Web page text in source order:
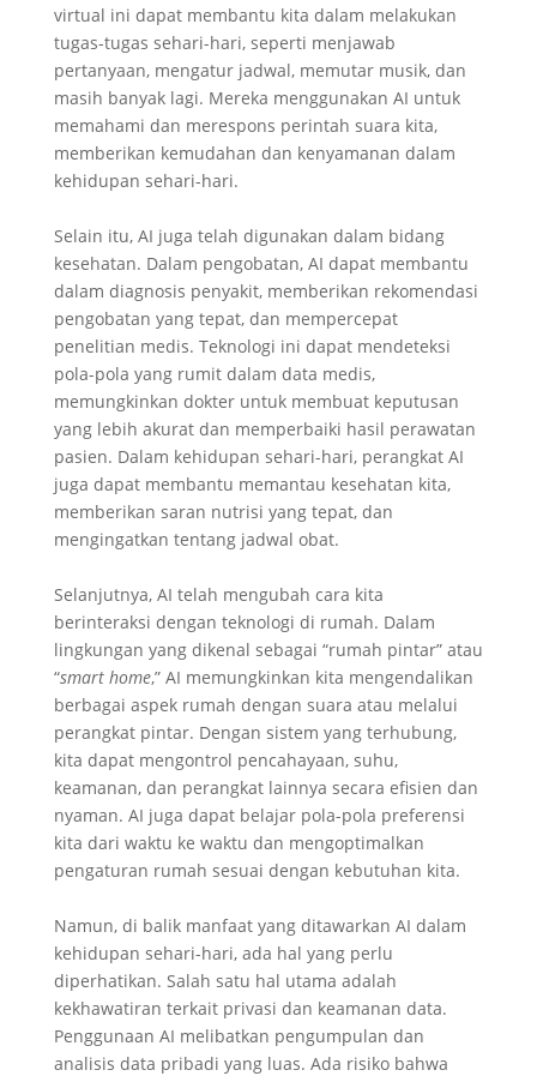
virtual ini dapat membantu kita dalam melakukan
tugas-tugas sehari-hari, seperti menjawab
pertanyaan, mengatur jadwal, memutar musik, dan
masih banyak lagi. Mereka menggunakan AI untuk
memahami dan merespons perintah suara kita,
memberikan kemudahan dan kenyamanan dalam
kehidupan sehari-hari.
Selain itu, AI juga telah digunakan dalam bidang
kesehatan. Dalam pengobatan, AI dapat membantu
dalam diagnosis penyakit, memberikan rekomendasi
pengobatan yang tepat, dan mempercepat
penelitian medis. Teknologi ini dapat mendeteksi
pola-pola yang rumit dalam data medis,
memungkinkan dokter untuk membuat keputusan
yang lebih akurat dan memperbaiki hasil perawatan
pasien. Dalam kehidupan sehari-hari, perangkat AI
juga dapat membantu memantau kesehatan kita,
memberikan saran nutrisi yang tepat, dan
mengingatkan tentang jadwal obat.
Selanjutnya, AI telah mengubah cara kita
berinteraksi dengan teknologi di rumah. Dalam
lingkungan yang dikenal sebagai “rumah pintar” atau
“smart home,” AI memungkinkan kita mengendalikan
berbagai aspek rumah dengan suara atau melalui
perangkat pintar. Dengan sistem yang terhubung,
kita dapat mengontrol pencahayaan, suhu,
keamanan, dan perangkat lainnya secara efisien dan
nyaman. AI juga dapat belajar pola-pola preferensi
kita dari waktu ke waktu dan mengoptimalkan
pengaturan rumah sesuai dengan kebutuhan kita.
Namun, di balik manfaat yang ditawarkan AI dalam
kehidupan sehari-hari, ada hal yang perlu
diperhatikan. Salah satu hal utama adalah
kekhawatiran terkait privasi dan keamanan data.
Penggunaan AI melibatkan pengumpulan dan
analisis data pribadi yang luas. Ada risiko bahwa